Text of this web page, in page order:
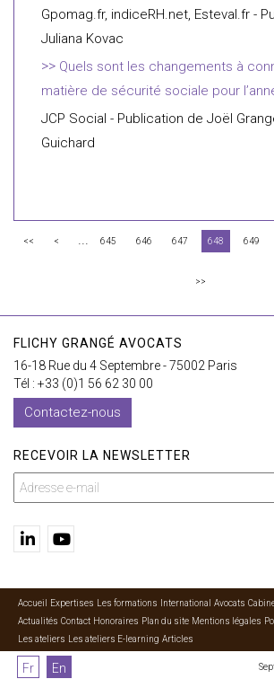
Gpomag.fr, indiceRH.net, Esteval.fr -
Juliana Kovac
Quels sont les changements à
matière de sécurité sociale pour
JCP Social - Publication de Joël
Guichard
<< < ... 645 646 647 648 649
>>
FLICHY GRANGÉ AVOCATS
16-18 Rue du 4 Septembre - 75002 Paris
Tél : +33 (0)1 56 62 30 00
Contactez-nous
RECEVOIR LA NEWSLETTER
Accueil Expertises Les formations International Avocats
Actualités Contact Honoraires Plan du site Mentions légales
Les ateliers
Les ateliers E-learning Articles
Fr En